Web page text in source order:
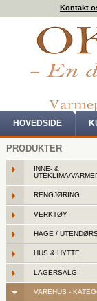
Kontakt
HOVEDSIDE
PRODUKTER
INNE- &
UTEKLIMA/
RENGJØRING
VERKTØY
HAGE /
HUS & HYTTE
LAGERSALG!!
VAREHUS -